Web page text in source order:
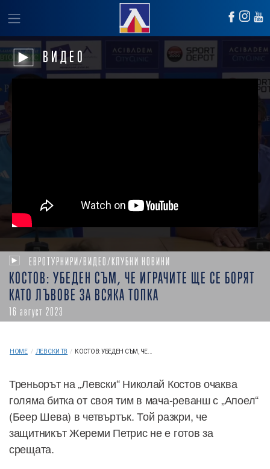
ВИДЕО
ЕВРОТУРНИРИ/ВИДЕО/КЛУБНИ НОВИНИ
КОСТОВ: УБЕДЕН СЪМ, ЧЕ ИГРАЧИТЕ ЩЕ СЕ БОРЯТ
КАТО ЛЪВОВЕ ЗА ВСЯКА ТОПКА
16 август 2023
HOME / ЛЕВСКИ ТВ / КОСТОВ: УБЕДЕН СЪМ, ЧЕ...
Треньорът на „Левски“ Николай Костов очаква
голяма битка от своя тим в мача-реванш с „Апоел“
(Беер Шева) в четвъртък. Той разкри, че
защитникът Жереми Петрис не е готов за
срещата.